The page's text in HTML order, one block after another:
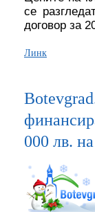
се
договор за
Линк
000 лв.